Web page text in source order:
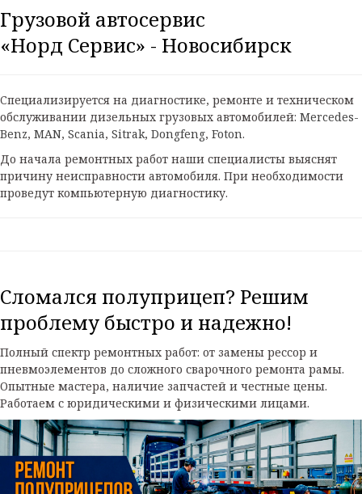
Грузовой автосервис
«Норд Сервис» - Новосибирск
Cпециализируется на диагностике, ремонте и техническом
обслуживании дизельных грузовых автомобилей: Mercedes-
Benz, MAN, Scania, Sitrak, Dongfeng, Foton.
До начала ремонтных работ наши специалисты выяснят
причину неисправности автомобиля. При необходимости
проведут компьютерную диагностику.
Сломался полуприцеп? Решим
проблему быстро и надежно!
Полный спектр ремонтных работ: от замены рессор и
пневмоэлементов до сложного сварочного ремонта рамы.
Опытные мастера, наличие запчастей и честные цены.
Работаем с юридическими и физическими лицами.